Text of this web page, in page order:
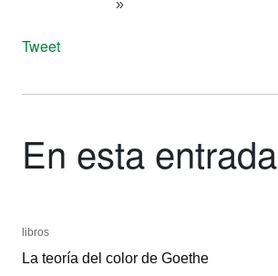
»
Tweet
En esta entrada
libros
La teoría del color de Goethe
libros
La teoría del color de Goethe